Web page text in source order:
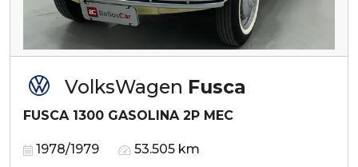
VolksWagen Fusca
FUSCA 1300 GASOLINA 2P MEC
1978/1979 53.505 km